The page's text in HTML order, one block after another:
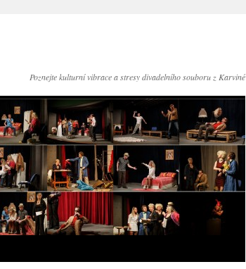
Poznejte kulturní vibrace a stresy divadelního souboru z Karviné